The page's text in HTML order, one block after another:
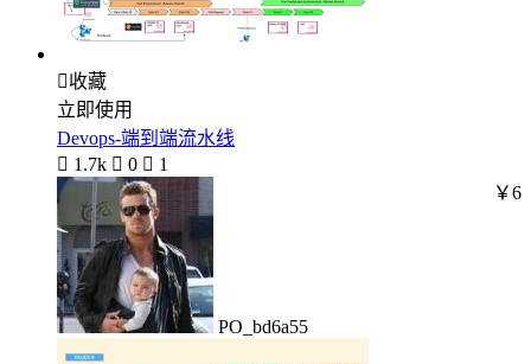
收藏
立即使用
Devops-端到端流水线
 1.7k  0  1
PO_bd6a55
￥6